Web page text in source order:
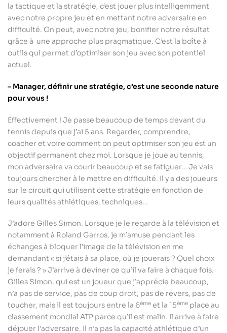
la tactique et la stratégie, c’est jouer plus intelligemment
avec notre propre jeu et en mettant notre adversaire en
difficulté. On peut, avec notre jeu, bonifier notre résultat
grâce à une approche plus pragmatique. C’est la boîte à
outils qui permet d’optimiser son jeu avec son potentiel
actuel.
– Manager, définir une stratégie, c’est une seconde nature
pour vous !
Effectivement ! Je passe beaucoup de temps devant du
tennis depuis que j’ai 5 ans. Regarder, comprendre,
coacher et voire comment on peut optimiser son jeu est un
objectif permanent chez moi. Lorsque je joue au tennis,
mon adversaire va courir beaucoup et se fatiguer… Je vais
toujours chercher à le mettre en difficulté. Il y a des joueurs
sur le circuit qui utilisent cette stratégie en fonction de
leurs qualités athlétiques, techniques…
J’adore Gilles Simon. Lorsque je le regarde à la télévision et
notamment à Roland Garros, je m’amuse pendant les
échanges à bloquer l’image de la télévision en me
demandant « si j’étais à sa place, où je jouerais ? Quel choix
je ferais ? » J’arrive à deviner ce qu’il va faire à chaque fois.
Gilles Simon, qui est un joueur que j’apprécie beaucoup,
n’a pas de service, pas de coup droit, pas de revers, pas de
toucher, mais il est toujours entre la 6ème et la 15ème place au
classement mondial ATP parce qu’il est malin. Il arrive à faire
déjouer l’adversaire. Il n’a pas la capacité athlétique d’un